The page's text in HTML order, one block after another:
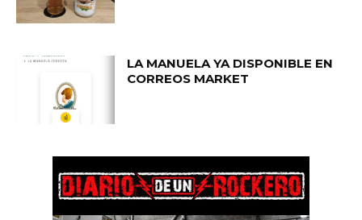
LA MANUELA YA DISPONIBLE EN
CORREOS MARKET